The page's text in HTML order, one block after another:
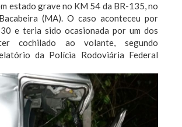
estado grave no KM 54 da BR-135, no
(MA). O caso aconteceu por
e teria sido ocasionada por um dos
cochilado ao volante, segundo
da Polícia Rodoviária Federal